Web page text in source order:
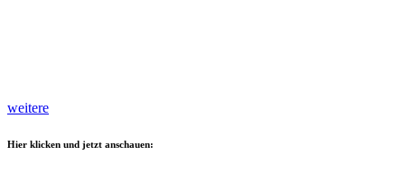
weitere
Hier klicken und jetzt anschauen: